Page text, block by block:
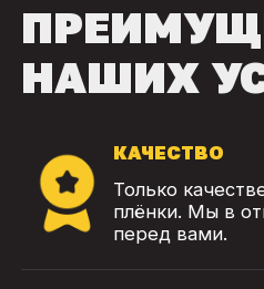
НАШИХ
КАЧЕСТВО
Только
плёнки. Мы в
перед вами.